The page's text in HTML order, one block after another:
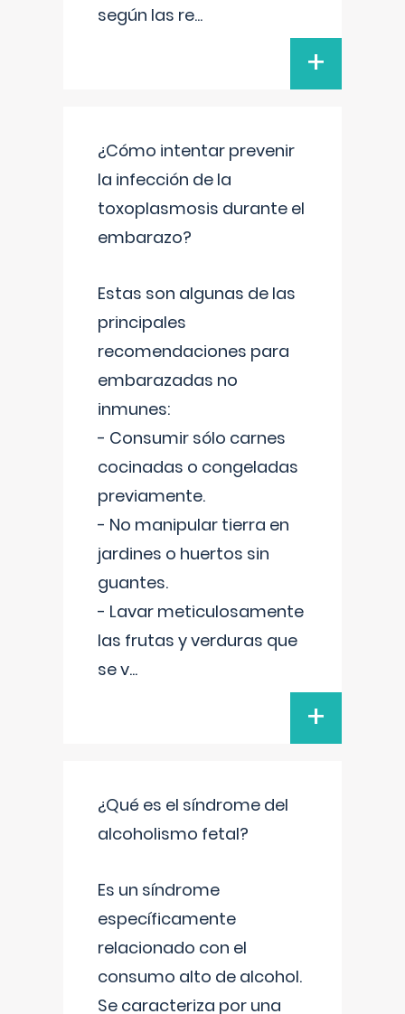
según las re...
+
¿Cómo intentar prevenir
la infección de la
toxoplasmosis durante el
embarazo?
Estas son algunas de las
principales
recomendaciones para
embarazadas no
inmunes:
- Consumir sólo carnes
cocinadas o congeladas
previamente.
- No manipular tierra en
jardines o huertos sin
guantes.
- Lavar meticulosamente
las frutas y verduras que
se v...
+
¿Qué es el síndrome del
alcoholismo fetal?
Es un síndrome
específicamente
relacionado con el
consumo alto de alcohol.
Se caracteriza por una